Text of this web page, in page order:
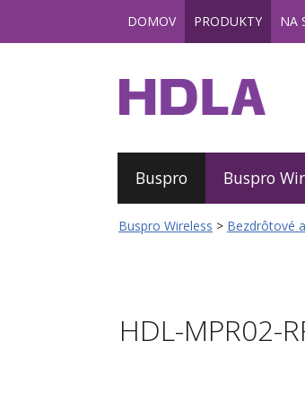
DOMOV PRODUKTY NA
Buspro Buspro
Buspro Wireless > Bezdrôtové
HDL-MPR02-